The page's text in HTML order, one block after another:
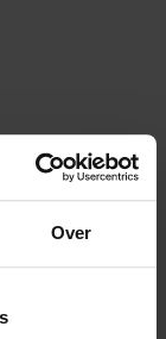
Over
bij